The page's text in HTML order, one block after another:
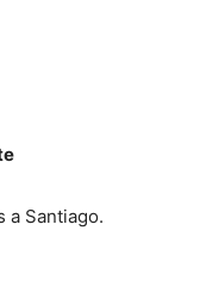
a Santiago.